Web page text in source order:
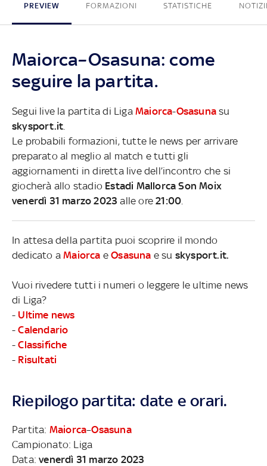
PREVIEW FORMAZIONI STATISTICHE
Maiorca–Osasuna: come
seguire la partita.
Segui live la partita di Liga Maiorca-Osasuna su
skysport.it
Le probabili formazioni, tutte le news per arrivare
preparato al meglio al match e tutti gli
aggiornamenti in diretta live dell’incontro che si
giocherà allo stadio Estadi Mallorca Son Moix
venerdì 31 marzo 2023 alle ore21:00
In attesa della partita puoi scoprire il mondo
dedicato aMaiorca eOsasuna e su skysport.it.
Vuoi rivedere tutti i numeri o leggere le ultime news
di Liga?
- Ultime news
-Calendario
-Classifiche
- Risultati
Riepilogo partita: date e orari.
Partita: Maiorca–Osasuna
Campionato: Liga
Data:venerdì 31 marzo 2023